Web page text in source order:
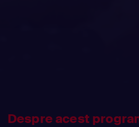
Despre acest